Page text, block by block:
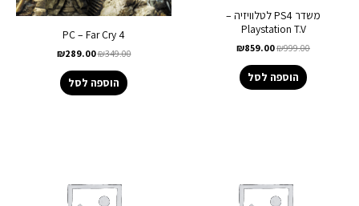
משדר PS4 לטלוויזיה –
Playstation T.V
₪999.00
₪859.00
הוספה לסל
PC – Far Cry 4
₪349.00
₪289.00
הוספה לסל